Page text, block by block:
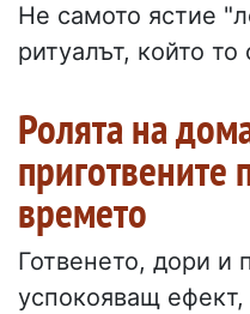
Не самото ястие
ритуалът, който то
Ролята на
приготвените
времето
Готвенето, дори и
успокояващ ефект,